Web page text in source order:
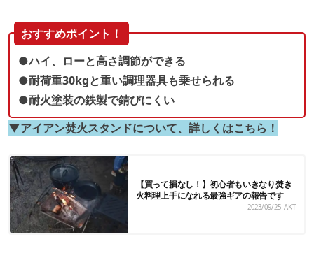
おすすめポイント！
●ハイ、ローと高さ調節ができる
●耐荷重30kgと重い調理器具も乗せられる
●耐火塗装の鉄製で錆びにくい
▼アイアン焚火スタンドについて、詳しくはこちら！
【買って損なし！】初心者もいきなり焚き
火料理上手になれる最強ギアの報告です
2023/09/25 AKT